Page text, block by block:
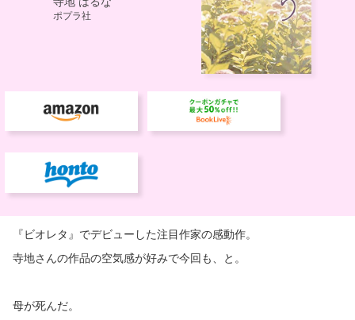
『ビオレタ』でデビューした注目作家の感動作。
寺地さんの作品の空気感が好みで今回も、と。
母が死んだ。